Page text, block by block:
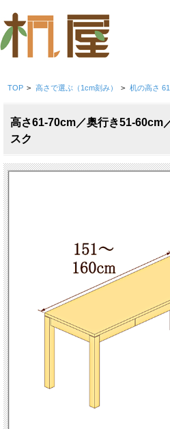
TOP > 高さで選ぶ（1cm刻み） > 机の高さ
高さ61-70cm／奥行き51-60cm
スク